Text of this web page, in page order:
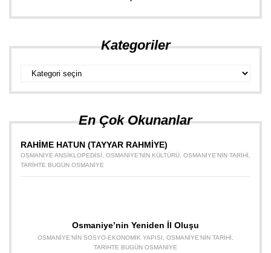
Kategoriler
Kategoriler
En Çok Okunanlar
RAHİME HATUN (TAYYAR RAHMİYE)
OSMANIYE ANSIKLOPEDISI OSMANIYE’NIN KÜLTÜRÜ OSMANIYE’NIN TARIHI
TARIHTE BUGÜN OSMANIYE
Osmaniye’nin Yeniden İl Oluşu
OSMANIYE’NIN SOSYO-EKONOMIK YAPISI OSMANIYE’NIN TARIHI
TARIHTE BUGÜN OSMANIYE